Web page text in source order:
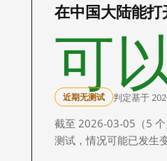
在中国大陆能
可
近期无测试 判定基于
截至 2026-03-05（5
测试，情况可能已发生变